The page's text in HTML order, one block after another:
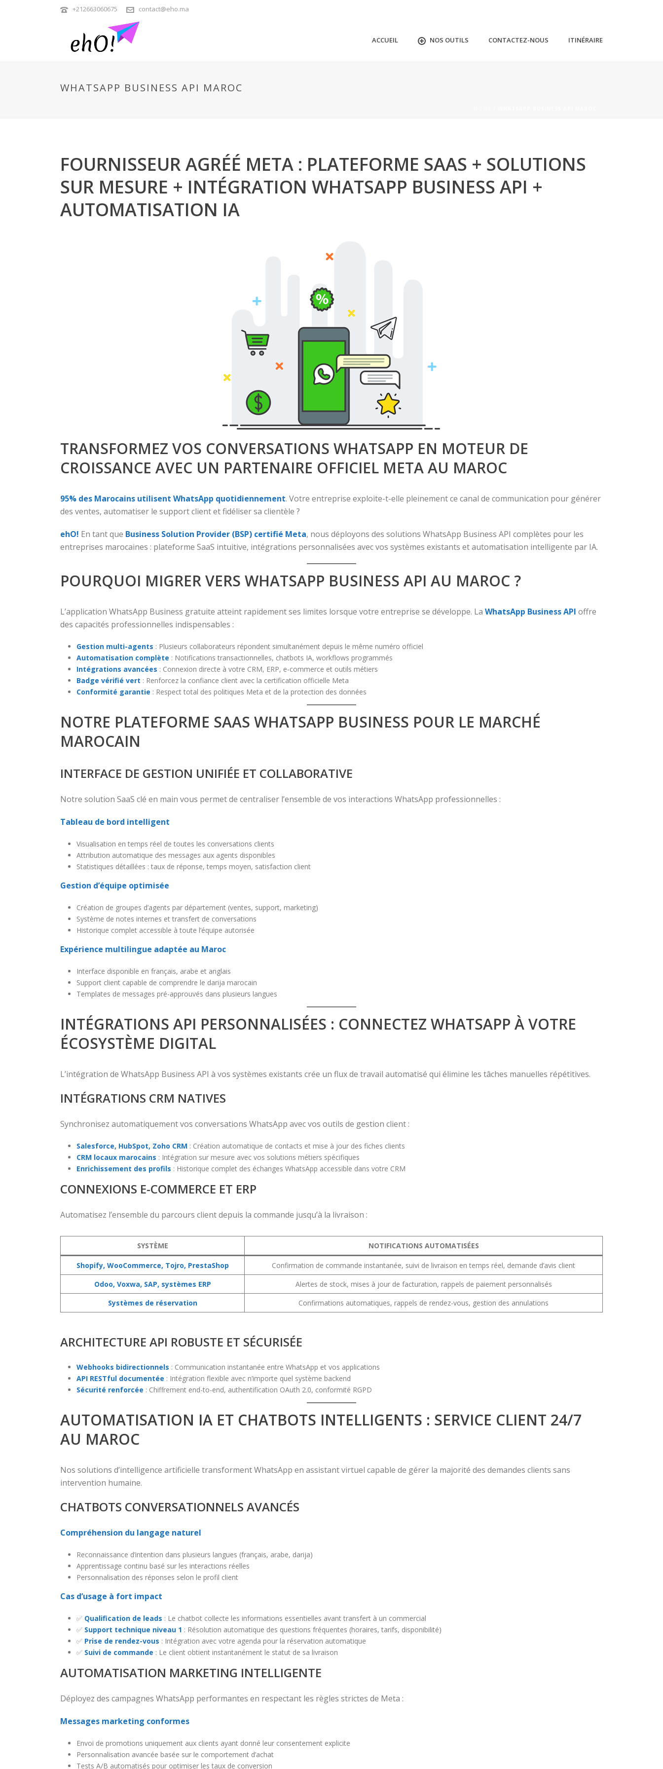
+212663060675 contact@eho.ma
ACCUEIL NOS OUTILS CONTACTEZ-NOUS ITINÉRAIRE
WHATSAPP BUSINESS API MAROC
FOURNISSEUR AGRÉÉ META : PLATEFORME SAAS + SOLUTIONS
SUR MESURE + INTÉGRATION WHATSAPP BUSINESS API +
AUTOMATISATION IA
TRANSFORMEZ VOS CONVERSATIONS WHATSAPP EN MOTEUR DE
CROISSANCE AVEC UN PARTENAIRE OFFICIEL META AU MAROC
95% des Marocains utilisent WhatsApp quotidiennement. Votre entreprise exploite-t-elle pleinement ce canal de communication pour générer
des ventes, automatiser le support client et fidéliser sa clientèle ?
ehO! En tant que Business Solution Provider (BSP) certifié Meta, nous déployons des solutions WhatsApp Business API complètes pour les
entreprises marocaines : plateforme SaaS intuitive, intégrations personnalisées avec vos systèmes existants et automatisation intelligente par IA.
POURQUOI MIGRER VERS WHATSAPP BUSINESS API AU MAROC ?
L’application WhatsApp Business gratuite atteint rapidement ses limites lorsque votre entreprise se développe. La WhatsApp Business API offre
des capacités professionnelles indispensables :
Gestion multi-agents : Plusieurs collaborateurs répondent simultanément depuis le même numéro officiel
Automatisation complète : Notifications transactionnelles, chatbots IA, workflows programmés
Intégrations avancées : Connexion directe à votre CRM, ERP, e-commerce et outils métiers
Badge vérifié vert : Renforcez la confiance client avec la certification officielle Meta
Conformité garantie : Respect total des politiques Meta et de la protection des données
NOTRE PLATEFORME SAAS WHATSAPP BUSINESS POUR LE MARCHÉ
MAROCAIN
INTERFACE DE GESTION UNIFIÉE ET COLLABORATIVE
Notre solution SaaS clé en main vous permet de centraliser l’ensemble de vos interactions WhatsApp professionnelles :
Tableau de bord intelligent
Visualisation en temps réel de toutes les conversations clients
Attribution automatique des messages aux agents disponibles
Statistiques détaillées : taux de réponse, temps moyen, satisfaction client
Gestion d’équipe optimisée
Création de groupes d’agents par département (ventes, support, marketing)
Système de notes internes et transfert de conversations
Historique complet accessible à toute l’équipe autorisée
Expérience multilingue adaptée au Maroc
Interface disponible en français, arabe et anglais
Support client capable de comprendre le darija marocain
Templates de messages pré-approuvés dans plusieurs langues
INTÉGRATIONS API PERSONNALISÉES : CONNECTEZ WHATSAPP À VOTRE
ÉCOSYSTÈME DIGITAL
L’intégration de WhatsApp Business API à vos systèmes existants crée un flux de travail automatisé qui élimine les tâches manuelles répétitives.
INTÉGRATIONS CRM NATIVES
Synchronisez automatiquement vos conversations WhatsApp avec vos outils de gestion client :
Salesforce, HubSpot, Zoho CRM : Création automatique de contacts et mise à jour des fiches clients
CRM locaux marocains : Intégration sur mesure avec vos solutions métiers spécifiques
Enrichissement des profils : Historique complet des échanges WhatsApp accessible dans votre CRM
CONNEXIONS E-COMMERCE ET ERP
Automatisez l’ensemble du parcours client depuis la commande jusqu’à la livraison :
SYSTÈME NOTIFICATIONS AUTOMATISÉES
Shopify, WooCommerce, Tojro, PrestaShop
Confirmation de commande instantanée, suivi de livraison en temps réel, demande d’avis client
Odoo, Voxwa, SAP, systèmes ERP
Alertes de stock, mises à jour de facturation, rappels de paiement personnalisés
Systèmes de réservation
Confirmations automatiques, rappels de rendez-vous, gestion des annulations
ARCHITECTURE API ROBUSTE ET SÉCURISÉE
Webhooks bidirectionnels : Communication instantanée entre WhatsApp et vos applications
API RESTful documentée : Intégration flexible avec n’importe quel système backend
Sécurité renforcée : Chiffrement end-to-end, authentification OAuth 2.0, conformité RGPD
AUTOMATISATION IA ET CHATBOTS INTELLIGENTS : SERVICE CLIENT 24/7
AU MAROC
Nos solutions d’intelligence artificielle transforment WhatsApp en assistant virtuel capable de gérer la majorité des demandes clients sans
intervention humaine.
CHATBOTS CONVERSATIONNELS AVANCÉS
Compréhension du langage naturel
Reconnaissance d’intention dans plusieurs langues (français, arabe, darija)
Apprentissage continu basé sur les interactions réelles
Personnalisation des réponses selon le profil client
Cas d’usage à fort impact
✅ Qualification de leads : Le chatbot collecte les informations essentielles avant transfert à un commercial
✅ Support technique niveau 1 : Résolution automatique des questions fréquentes (horaires, tarifs, disponibilité)
✅ Prise de rendez-vous : Intégration avec votre agenda pour la réservation automatique
✅ Suivi de commande : Le client obtient instantanément le statut de sa livraison
AUTOMATISATION MARKETING INTELLIGENTE
Déployez des campagnes WhatsApp performantes en respectant les règles strictes de Meta :
Messages marketing conformes
Envoi de promotions uniquement aux clients ayant donné leur consentement explicite
Personnalisation avancée basée sur le comportement d’achat
Tests A/B automatisés pour optimiser les taux de conversion